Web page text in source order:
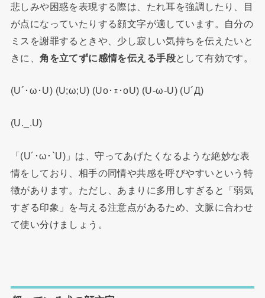
悲しみや困惑を表現する際は、たれ耳を強調したり、目
が点になっていたりする顔文字が適しています。自分の
ミスを謝罪するときや、少し寂しい気持ちを伝えたいと
きに、角を立てずに感情を伝える手段として有効です。
(U´･ω･U) (U;ω;U) (Uo･ｪ･oU) (U-ω-U) (U´Д)
(U._.U)
「(U´･ω･`U)」は、守ってあげたくなるような絶妙な表
情をしており、相手の同情や共感を呼びやすいという特
徴があります。ただし、あまりに多用しすぎると「弱気
すぎる印象」を与える注意点があるため、文脈に合わせ
て使い分けましょう。